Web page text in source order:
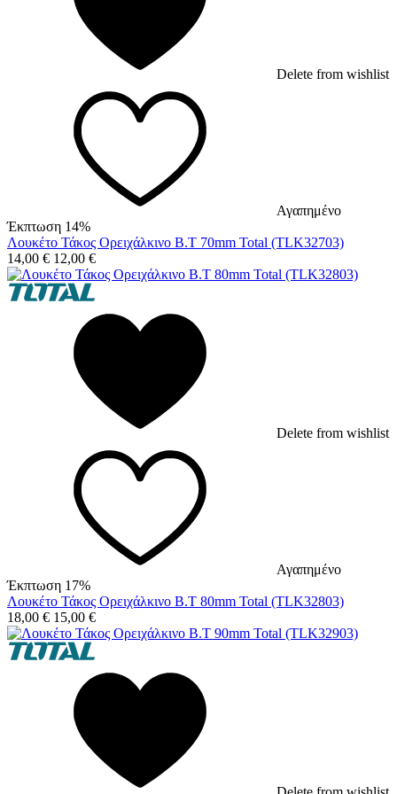
Delete from wishlist
Αγαπημένο
Έκπτωση 14%
Λουκέτο Τάκος Ορειχάλκινο Β.Τ 70mm Total (TLK32703)
14,00 € 12,00 €
Delete from wishlist
Αγαπημένο
Έκπτωση 17%
Λουκέτο Τάκος Ορειχάλκινο Β.Τ 80mm Total (TLK32803)
18,00 € 15,00 €